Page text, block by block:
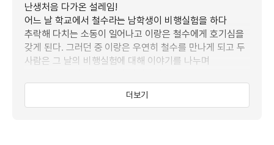
난생처음 다가온 설레임!
어느 날 학교에서 철수라는 남학생이 비행실험을 하다
추락해 다치는 소동이 일어나고 이랑은 철수에게 호기심을
갖게 된다. 그러던 중 이랑은 우연히 철수를 만나게 되고 두
사람은 그 날의 비행실험에 대해 이야기를 나누며
이랑에게 자신의 발명품을 보여주며 비행과 우주탐사에
대한 꿈을 이야기 한다. 함께 시간을 나누며 서로에 대해 더
더보기